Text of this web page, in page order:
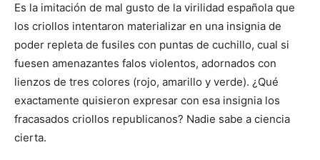
Es la imitación de mal gusto de la virilidad española que
los criollos intentaron materializar en una insignia de
poder repleta de fusiles con puntas de cuchillo, cual si
fuesen amenazantes falos violentos, adornados con
lienzos de tres colores (rojo, amarillo y verde). ¿Qué
exactamente quisieron expresar con esa insignia los
fracasados criollos republicanos? Nadie sabe a ciencia
cierta.